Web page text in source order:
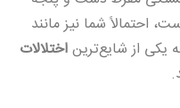
احتمالاً شما نیز مانند
یکی از شایع‌تریناختلالات